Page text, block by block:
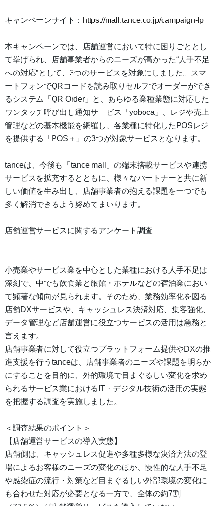
キャンペーンサイト： https://mall.tance.co.jp/campaign-lp
本キャンペーンでは、店舗運営において特に困りごととし
て挙げられ、店舗事業者からのニーズが高かった“人手不足
への対応”として、3つのサービスを対象にしました。スマ
ートフォンでQRコードを読み取りセルフでオーダーができ
るシステム「QR Order」と、あらゆる業種業態に対応した
ワンタッチ呼び出し通知サービス「yoboca」、レジや売上
管理などの基本機能を網羅し、各業種に特化したPOSレジ
を提供する「POS＋」の3つが対象サービスとなります。
tanceは、今後も「tance mall」の端末搭載サービスや連携
サービスを拡充するとともに、様々なパートナーと共に新
しい価値を生み出し、店舗事業者の抱える課題を一つでも
多く解消できるよう努めてまいります。
店舗運営サービスに関するアンケート調査
小売業やサービス業を中心とした業種における人手不足は
深刻で、中でも飲食業と旅館・ホテルなどの宿泊業におい
て顕著な傾向が見られます。そのため、業務効率化を図る
店舗DXサービスや、キャッシュレス決済対応、集客強化、
データ管理など店舗運営に役立つサービスの活用は急務と
言えます。
店舗事業者に対して役立つプラットフォーム提供やDXの推
進支援を行うtanceは、店舗事業者のニーズや課題を明らか
にすることを目的に、外的環境で目まぐるしい変化を求め
られるサービス業におけるIT・デジタル技術の活用の実態
を把握する調査を実施しました。
＜調査結果のポイント＞
【店舗運営サービスの導入実態】
店舗側は、キャッシュレス促進や多種多様な決済方法の登
場によるお客様のニーズの変化のほか、慢性的な人手不足
や感染症の流行・対策など目まぐるしい外部環境の変化に
も合わせた対応が必要となる一方で、全体の約7割